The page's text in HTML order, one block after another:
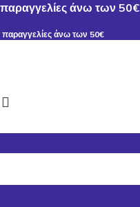
άνω των 50€
άνω των 50€